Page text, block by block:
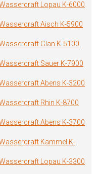
Lopau K-6000
Aisch K-5900
Glan K-5100
Sauer K-7900
Abens K-3200
Rhin K-8700
Abens K-3700
Kammel K-
Lopau K-3300